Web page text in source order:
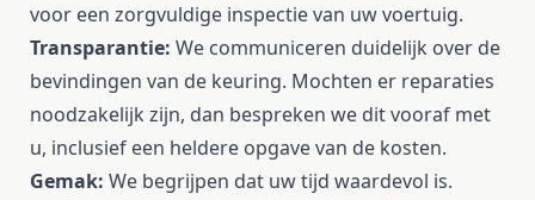
voor een zorgvuldige inspectie van uw voertuig.
Transparantie: We communiceren duidelijk over de
bevindingen van de keuring. Mochten er reparaties
noodzakelijk zijn, dan bespreken we dit vooraf met
u, inclusief een heldere opgave van de kosten.
Gemak: We begrijpen dat uw tijd waardevol is.